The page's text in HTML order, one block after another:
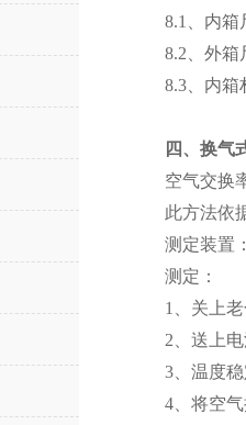
8.1、内箱
8.2、外箱
8.3、内箱
四、换气
空气交换
此方法依
测定装置
测定：
1、关上
2、送上
3、温度
4、将空